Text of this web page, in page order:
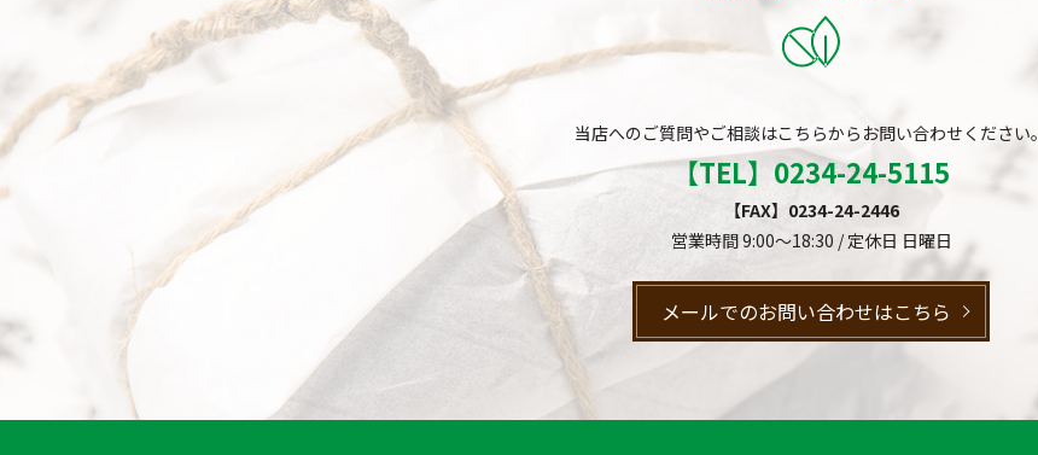
当店へのご質問やご相談はこちらからお問い合わせください。
【TEL】 0234-24-5115
【FAX】0234-24-2446
営業時間 9:00～18:30 / 定休日 日曜日
メールでのお問い合わせはこちら